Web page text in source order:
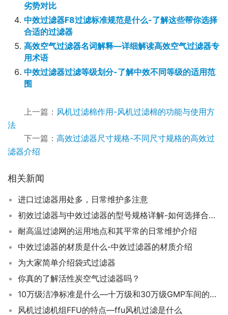
劣势对比
中效过滤器F8过滤标准规范是什么-了解这些帮你选择
合适的过滤器
高效空气过滤器名词解释—详细解读高效空气过滤器专
用术语
中效过滤器过滤等级划分-了解中效不同等级的适用范
围
上一篇： 风机过滤棉作用-风机过滤棉的功能与使用方
法
下一篇： 高效过滤器尺寸规格-不同尺寸规格的高效过
滤器介绍
相关新闻
进口过滤器用处多，日常维护多注意
初效过滤器与中效过滤器的型号规格详解-如何选择合适的过滤器
耐高温过滤网的运用地点和其平常的日常维护介绍
中效过滤器的材质是什么-中效过滤器的材质介绍
为大家简单介绍袋式过滤器
你真的了解活性炭空气过滤器吗？
10万级洁净标准是什么—十万级和30万级GMP车间的区别
风机过滤机组FFU的特点—ffu风机过滤是什么